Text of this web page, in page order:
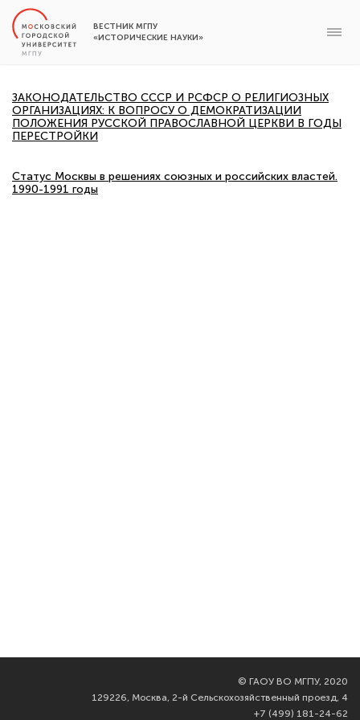
ВЕСТНИК МГПУ
«ИСТОРИЧЕСКИЕ НАУКИ»
ЗАКОНОДАТЕЛЬСТВО CCCР И РСФСР О РЕЛИГИОЗНЫХ
ОРГАНИЗАЦИЯХ: К ВОПРОСУ О ДЕМОКРАТИЗАЦИИ
ПОЛОЖЕНИЯ РУССКОЙ ПРАВОСЛАВНОЙ ЦЕРКВИ В ГОДЫ
ПЕРЕСТРОЙКИ
Статус Москвы в решениях союзных и российских властей.
1990-1991 годы
© ГАОУ ВО МГПУ, 2020
129226, Москва, 2-й Сельскохозяйственный проезд, 4
+7 (499) 181-24-62